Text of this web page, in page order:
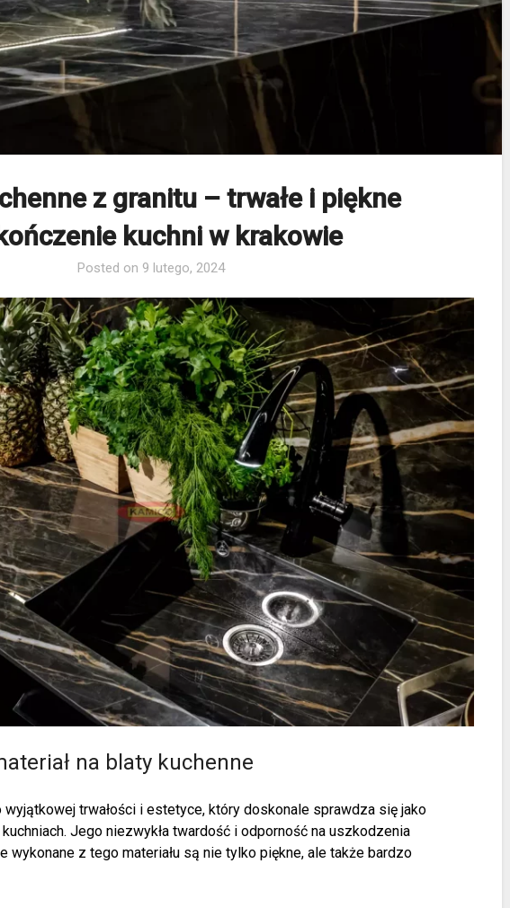
z granitu – trwałe i piękne
kuchni w krakowie
Posted on 9 lutego, 2024
na blaty kuchenne
wyjątkowej trwałości i estetyce, który doskonale sprawdza się jako
Jego niezwykła twardość i odporność na uszkodzenia
wykonane z tego materiału są nie tylko piękne, ale także bardzo